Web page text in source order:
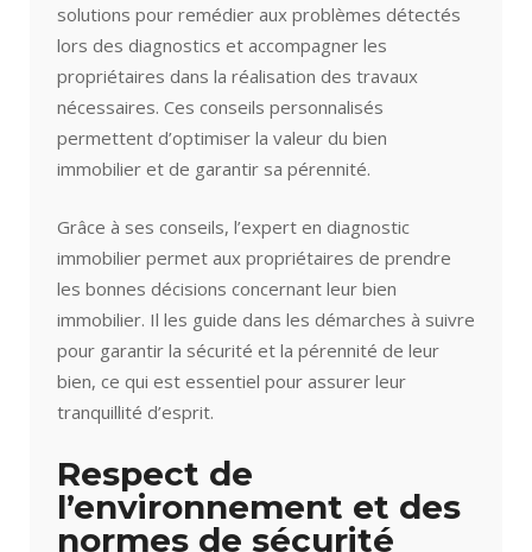
solutions pour remédier aux problèmes détectés
lors des diagnostics et accompagner les
propriétaires dans la réalisation des travaux
nécessaires. Ces conseils personnalisés
permettent d’optimiser la valeur du bien
immobilier et de garantir sa pérennité.
Grâce à ses conseils, l’expert en diagnostic
immobilier permet aux propriétaires de prendre
les bonnes décisions concernant leur bien
immobilier. Il les guide dans les démarches à suivre
pour garantir la sécurité et la pérennité de leur
bien, ce qui est essentiel pour assurer leur
tranquillité d’esprit.
Respect de
l’environnement et des
normes de sécurité